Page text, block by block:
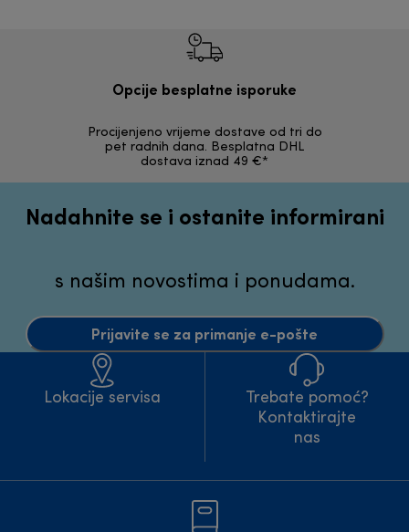
Opcije besplatne isporuke
Procijenjeno vrijeme dostave od tri do
pet radnih dana. Besplatna DHL
dostava iznad 49 €*
Nadahnite se i ostanite informirani
s našim novostima i ponudama.
Prijavite se za primanje e-pošte
Lokacije servisa
Trebate pomoć?
Kontaktirajte
nas